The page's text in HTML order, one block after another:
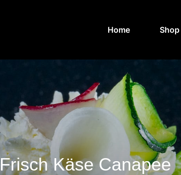
Home Shop
Frisch Käse Canapee